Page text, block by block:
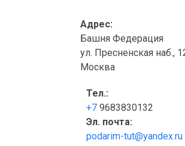
Адрес:
Башня Федерация
ул. Пресненская наб.,
Москва
Тел.:
+7 9683830132
Эл. почта:
podarim-tut@yandex.ru